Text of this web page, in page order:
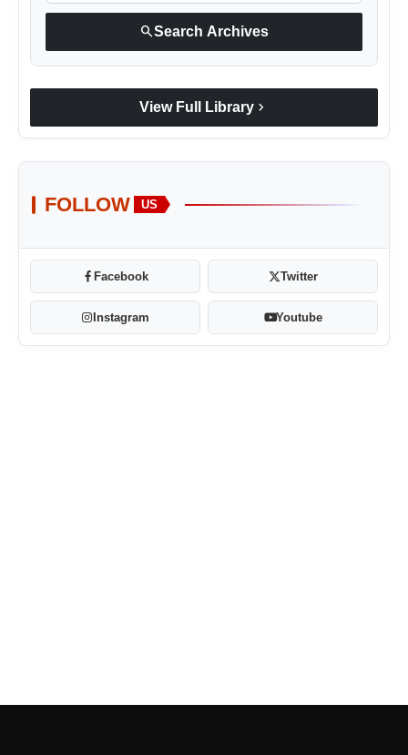
searchSearch Archives
View Full Library chevron_right
FOLLOW US
Facebook Twitter
Instagram Youtube